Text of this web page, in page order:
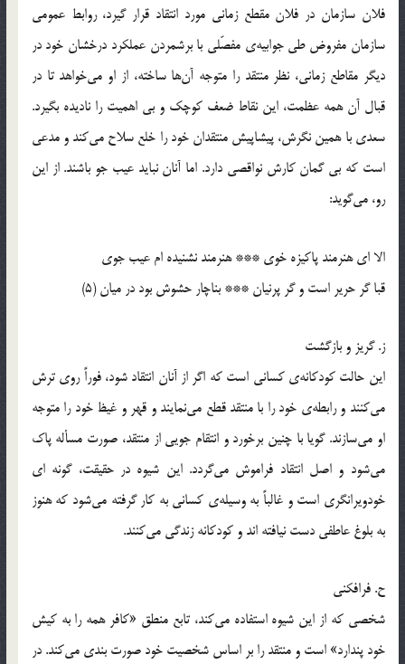
فلان سازمان در فلان مقطع زمانی مورد انتقاد قرار گیرد، روابط عمومی
سازمان مفروض طی جوابیه‌ی مفصّلی با برشمردن عملکرد درخشان خود در
دیگر مقاطع زمانی، نظر منتقد را متوجه آن‌ها ساخته، از او می‌خواهد تا در
قبال آن همه عظمت، این نقاط ضعف کوچک و بی اهمیت را نادیده بگیرد.
سعدی با همین نگرش، پیشاپیش منتقدان خود را خلع سلاح می‌کند و مدعی
است که بی گمان کارش نواقصی دارد. اما آنان نباید عیب جو باشند. از این
رو، می‌گوید:
الا ای هنرمند پاکیزه خوی *** هنرمند نشنیده ام عیب جوی
قبا گر حریر است و گر پرنیان *** بناچار حشوش بود در میان (5)
ز. گریز و بازگشت
این حالت کودکانه‌ی کسانی است که اگر از آنان انتقاد شود، فوراً روی ترش
می‌کنند و رابطه‌ی خود را با منتقد قطع می‌نمایند و قهر و غیظ خود را متوجه
او می‌سازند. گویا با چنین برخورد و انتقام جویی از منتقد، صورت مسأله پاک
می‌شود و اصل انتقاد فراموش می‌گردد. این شیوه در حقیقت، گونه ای
خودویرانگری است و غالباً به وسیله‌ی کسانی به کار گرفته می‌شود که هنوز
به بلوغ عاطفی دست نیافته اند و کودکانه زندگی می‌کنند.
ح. فرافکنی
شخصی که از این شیوه استفاده می‌کند، تابع منطق «کافر همه را به کیش
خود پندارد» است و منتقد را بر اساس شخصیت خود صورت بندی می‌کند. در